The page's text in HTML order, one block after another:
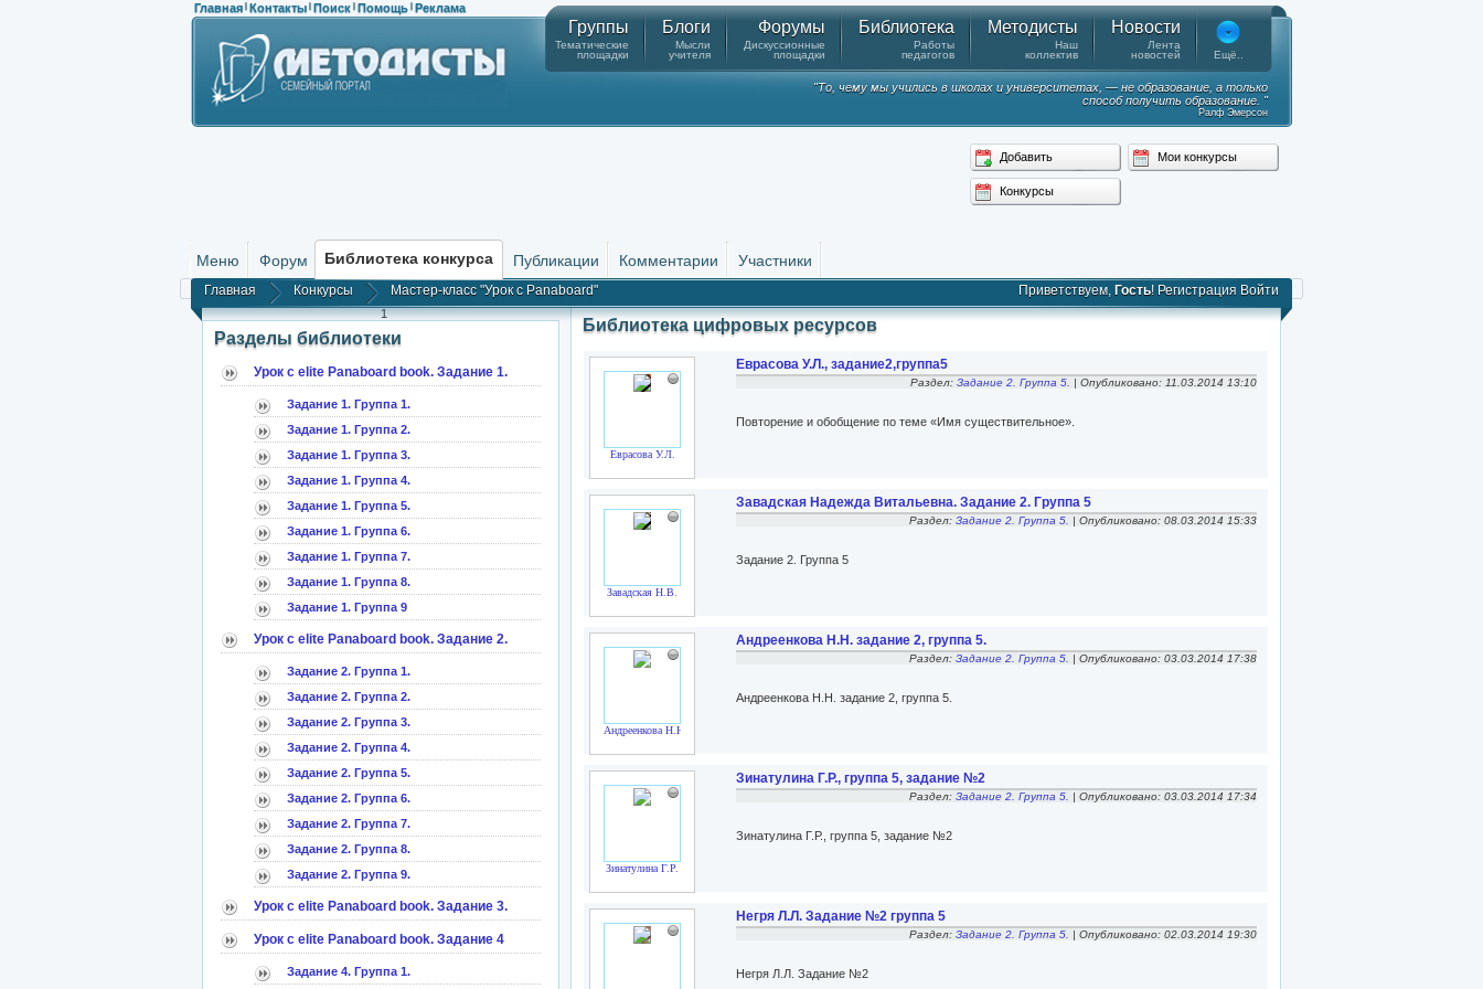
Главная | Контакты | Поиск | Помощь | Реклама
Группы
Тематические
площадки
Блоги
Мысли
учителя
Форумы
Дискуссионные
площадки
Библиотека
Работы
педагогов
Методисты
Наш
коллектив
Новости
Лента
новостей
Ещё..
"То, чему мы учились в школах и университетах, — не образование, а только
способ получить образование. "
Ралф Эмерсон
Добавить Мои конкурсы
Конкурсы
Меню Форум Библиотека конкурса Публикации Комментарии Участники
Главная Конкурсы Мастер-класс "Урок с Panaboard" Приветствуем, Гость! Регистрация Войти
1
Разделы библиотеки
Урок с elite Panaboard book. Задание 1.
Задание 1. Группа 1.
Задание 1. Группа 2.
Задание 1. Группа 3.
Задание 1. Группа 4.
Задание 1. Группа 5.
Задание 1. Группа 6.
Задание 1. Группа 7.
Задание 1. Группа 8.
Задание 1. Группа 9
Урок с elite Panaboard book. Задание 2.
Задание 2. Группа 1.
Задание 2. Группа 2.
Задание 2. Группа 3.
Задание 2. Группа 4.
Задание 2. Группа 5.
Задание 2. Группа 6.
Задание 2. Группа 7.
Задание 2. Группа 8.
Задание 2. Группа 9.
Урок с elite Panaboard book. Задание 3.
Урок с elitе Panaboard book. Задание 4
Задание 4. Группа 1.
Библиотека цифровых ресурсов
Еврасова У.Л.
Еврасова У.Л., задание2,группа5
Раздел: Задание 2. Группа 5. | Опубликовано: 11.03.2014 13:10
Повторение и обобщение по теме «Имя существительное».
Завадская Н.В.
Завадская Надежда Витальевна. Задание 2. Группа 5
Раздел: Задание 2. Группа 5. | Опубликовано: 08.03.2014 15:33
Задание 2. Группа 5
Андреенкова Н.Н.
Андреенкова Н.Н. задание 2, группа 5.
Раздел: Задание 2. Группа 5. | Опубликовано: 03.03.2014 17:38
Андреенкова Н.Н. задание 2, группа 5.
Зинатулина Г.Р.
Зинатулина Г.Р., группа 5, задание №2
Раздел: Задание 2. Группа 5. | Опубликовано: 03.03.2014 17:34
Зинатулина Г.Р., группа 5, задание №2
Негря Л.Л. Задание №2 группа 5
Раздел: Задание 2. Группа 5. | Опубликовано: 02.03.2014 19:30
Негря Л.Л. Задание №2